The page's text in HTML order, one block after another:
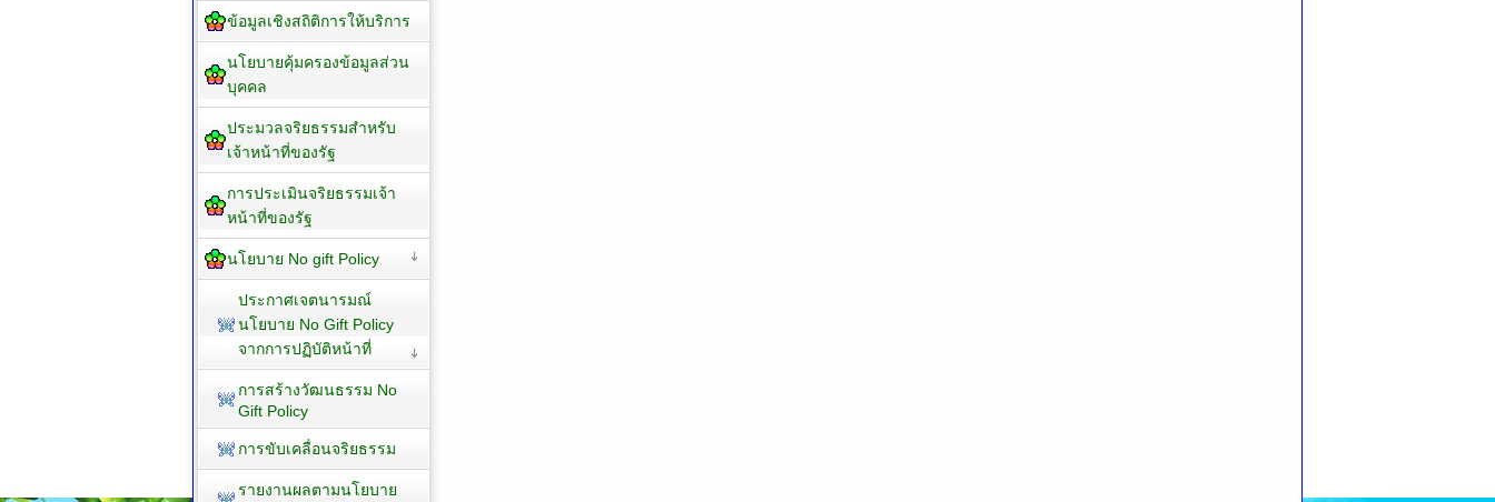
ข้อมูลเชิงสถิติการให้บริการ
นโยบายคุ้มครองข้อมูลส่วน
บุคคล
ประมวลจริยธรรมสำหรับ
เจ้าหน้าที่ของรัฐ
การประเมินจริยธรรมเจ้า
หน้าที่ของรัฐ
นโยบาย No gift Policy
ประกาศเจตนารมณ์
นโยบาย No Gift Policy
จากการปฏิบัติหน้าที่
การสร้างวัฒนธรรม No
Gift Policy
การขับเคลื่อนจริยธรรม
รายงานผลตามนโยบาย